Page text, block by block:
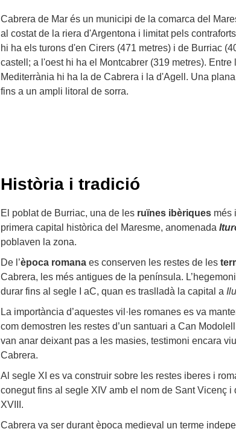
Cabrera de Mar és un municipi de la comarca del
al costat de la riera d'Argentona i limitat pels
hi ha els turons d'en Cirers (471 metres) i de Burriac
castell; a l'oest hi ha el Montcabrer (319 metres).
Mediterrània hi ha la de Cabrera i la d'Agell. Una
fins a un ampli litoral de sorra.
Història i tradició
El poblat de Burriac, una de les ruïnes ibèriques més
primera capital històrica del Maresme, anomenada
poblaven la zona.
De l’època romana es conserven les restes de les
Cabrera, les més antigues de la península.
durar fins al segle I aC, quan es traslladà la capital a
La importància d’aquestes vil·les romanes es va
com demostren les restes d’un santuari a Can
van anar deixant pas a les masies, testimoni encara
Cabrera.
Al segle XI es va construir sobre les restes iberes i
conegut fins al segle XIV amb el nom de Sant Vicenç
XVIII.
Cabrera va ser durant època medieval un terme